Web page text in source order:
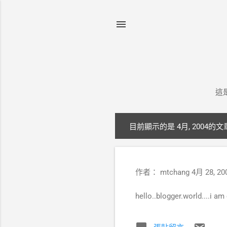
這
表
目前顯示的是 4月, 2004的文
作者： mtchang 4月 28,
hello..blogger.world....i